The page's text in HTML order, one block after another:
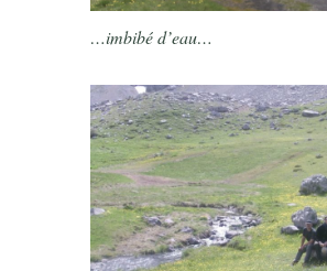
…imbibé d’eau…